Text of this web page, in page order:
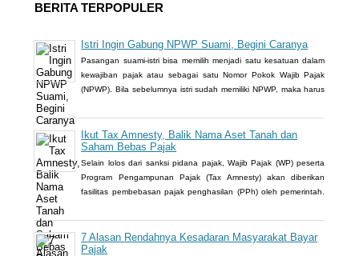
BERITA TERPOPULER
Istri Ingin Gabung NPWP Suami, Begini Caranya
Pasangan suami-istri bisa memilih menjadi satu kesatuan dalam
kewajiban pajak atau sebagai satu Nomor Pokok Wajib Pajak
(NPWP). Bila sebelumnya istri sudah memiliki NPWP, maka harus
Ikut Tax Amnesty, Balik Nama Aset Tanah dan
Saham Bebas Pajak
Selain lolos dari sanksi pidana pajak, Wajib Pajak (WP) peserta
Program Pengampunan Pajak (Tax Amnesty) akan diberikan
fasilitas pembebasan pajak penghasilan (PPh) oleh pemerintah.
atas harta berupa saham dan harta tidak bergerak, seperti tanah
dan bangunan.
7 Alasan Rendahnya Kesadaran Masyarakat Bayar
Pajak